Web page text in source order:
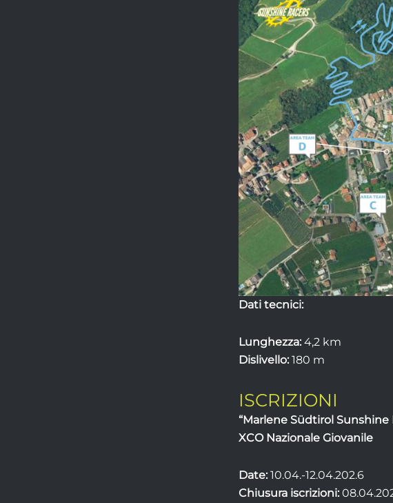
Dati tecnici:
Lunghezza: 4,2 km
Dislivello: 180 m
ISCRIZIONI
“Marlene Südtirol Sunshine
XCO Nazionale Giovanile
Date: 10.04.-12.04.202.6
Chiusura iscrizioni: